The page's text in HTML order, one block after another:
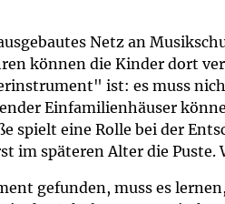
Netz an
können die Kinder dort
ist: es muss
Einfamilienhäuser
spielt eine Rolle bei der
im späteren Alter die Puste.
gefunden, muss es